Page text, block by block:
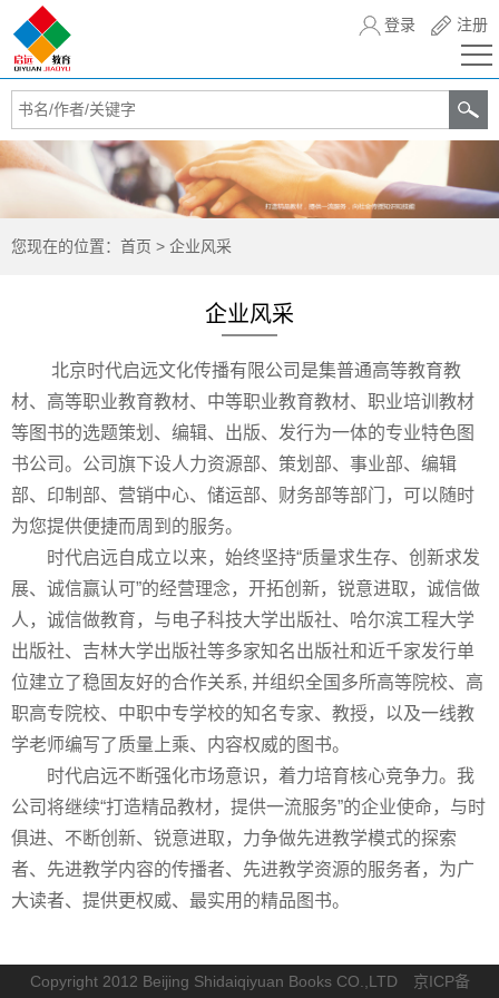
登录 注册
您现在的位置： 首页 > 企业风采
企业风采
北京时代启远文化传播有限公司是集普通高等教育教
材、高等职业教育教材、中等职业教育教材、职业培训教材
等图书的选题策划、编辑、出版、发行为一体的专业特色图
书公司。公司旗下设人力资源部、策划部、事业部、编辑
部、印制部、营销中心、储运部、财务部等部门，可以随时
为您提供便捷而周到的服务。
时代启远自成立以来，始终坚持“质量求生存、创新求发
展、诚信赢认可”的经营理念，开拓创新，锐意进取，诚信做
人，诚信做教育，与电子科技大学出版社、哈尔滨工程大学
出版社、吉林大学出版社等多家知名出版社和近千家发行单
位建立了稳固友好的合作关系, 并组织全国多所高等院校、高
职高专院校、中职中专学校的知名专家、教授，以及一线教
学老师编写了质量上乘、内容权威的图书。
时代启远不断强化市场意识，着力培育核心竞争力。我
公司将继续“打造精品教材，提供一流服务”的企业使命，与时
俱进、不断创新、锐意进取，力争做先进教学模式的探索
者、先进教学内容的传播者、先进教学资源的服务者，为广
大读者、提供更权威、最实用的精品图书。
Copyright 2012 Beijing Shidaiqiyuan Books CO.,LTD 京ICP备